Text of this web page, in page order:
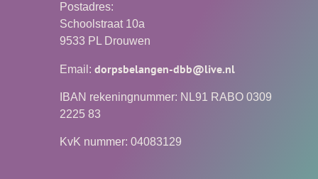
Postadres:
Schoolstraat 10a
9533 PL Drouwen
Email: dorpsbelangen-dbb@live.nl
IBAN rekeningnummer: NL91 RABO 0309
2225 83
KvK nummer: 04083129